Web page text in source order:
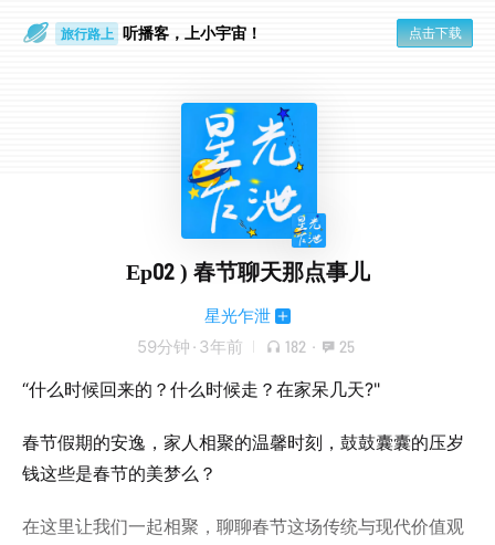
旅行路上 听播客，上小宇宙！ 点击下载
Ep02 ) 春节聊天那点事儿
星光乍泄
59分钟 · 3年前 182 · 25
“什么时候回来的？什么时候走？在家呆几天?"
春节假期的安逸，家人相聚的温馨时刻，鼓鼓囊囊的压岁
钱这些是春节的美梦么？
在这里让我们一起相聚，聊聊春节这场传统与现代价值观